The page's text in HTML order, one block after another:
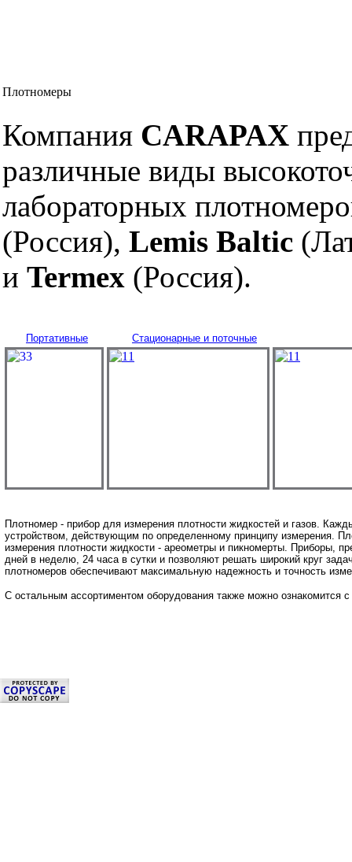
Плотномеры
Компания CARAPAX
различные виды
лабораторных
(Россия), Lemis Baltic
и Termex (Россия).
Портативные Стационарные и поточные
Плотномер - прибор для измерения плотности жидкостей и газов.
устройством, действующим по определенному принципу измерения.
измерения плотности жидкости - ареометры и пикномерты. Приборы,
дней в неделю, 24 часа в сутки и позволяют решать широкий круг
плотномеров обеспечивают максимальную надежность и точность
С остальным ассортиментом оборудования также можно